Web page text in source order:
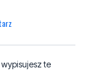
te